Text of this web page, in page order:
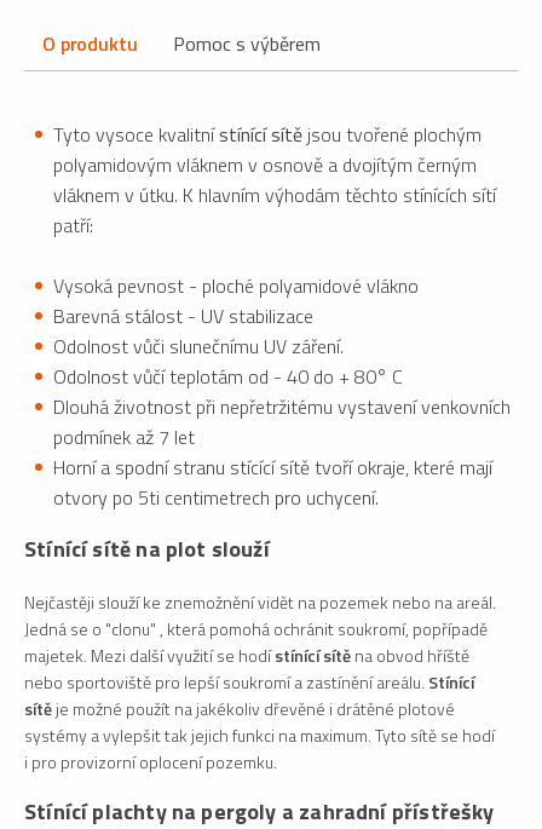
O produktu Pomoc s výběrem
Tyto vysoce kvalitnístínící sítě jsou tvořené plochým
polyamidovým vláknem v osnově a dvojítým černým
vláknem v útku. K hlavním výhodám těchto stínících sítí
patří:
Vysoká pevnost - ploché polyamidové vlákno
Barevná stálost - UV stabilizace
Odolnost vůči slunečnímu UV záření.
Odolnost vůčí teplotám od - 40 do + 80° C
Dlouhá životnost při nepřetržitému vystavení venkovních
podmínek až 7 let
Horní a spodní stranu stícící sítě tvoří okraje, které mají
otvory po 5ti centimetrech pro uchycení.
Stínící sítě na plot slouží
Nejčastěji slouží ke znemožnění vidět na pozemek nebo na areál.
Jedná se o "clonu" , která pomohá ochránit soukromí, popřípadě
majetek. Mezi další využití se hodístínící sítěna obvod hříště
nebo sportoviště pro lepší soukromí a zastínění areálu. Stínící
sítěje možné použít na jakékoliv dřevěné i drátěné plotové
systémy a vylepšit tak jejich funkci na maximum. Tyto sítě se hodí
i pro provizorní oplocení pozemku.
Stínící plachty na pergoly a zahradní přístřešky